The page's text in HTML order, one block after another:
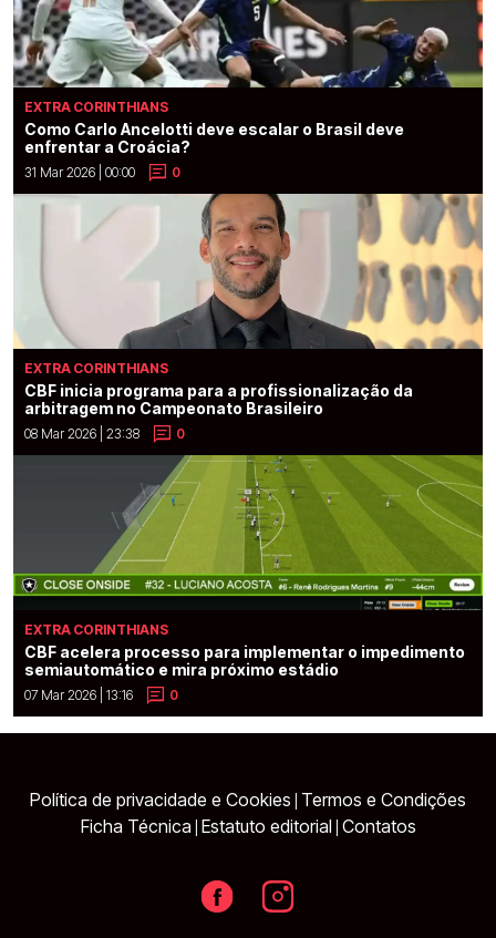
EXTRA CORINTHIANS
Como Carlo Ancelotti deve escalar o Brasil deve
enfrentar a Croácia?
31 Mar 2026 | 00:00 0
EXTRA CORINTHIANS
CBF inicia programa para a profissionalização da
arbitragem no Campeonato Brasileiro
08 Mar 2026 | 23:38 0
EXTRA CORINTHIANS
CBF acelera processo para implementar o impedimento
semiautomático e mira próximo estádio
07 Mar 2026 | 13:16 0
Política de privacidade e Cookies Termos e Condições
Ficha Técnica Estatuto editorial Contatos